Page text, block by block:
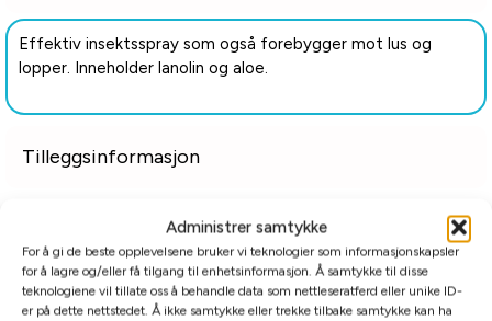
Administrer samtykke
For å gi de beste opplevelsene bruker vi teknologier som informasjonskapsler
for å lagre og/eller få tilgang til enhetsinformasjon. Å samtykke til disse
teknologiene vil tillate oss å behandle data som nettleseratferd eller unike ID-
er på dette nettstedet. Å ikke samtykke eller trekke tilbake samtykke kan ha
Effektiv insektsspray som også forebygger mot lus og
lopper. Inneholder lanolin og aloe.
Tilleggsinformasjon
Relaterte produkter